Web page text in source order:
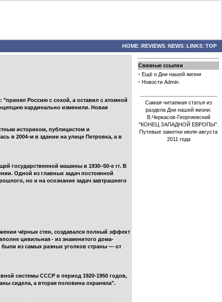
HOME::REVIEWS::NEWS::LINKS::TOP
Россию с сохой, а оставил с атомной
кардинально изменили. Новая
историком, публицистом и
в 2004-м в здании на улице Петровка, а в
государственной машины в 1930–50-е гг. В
Одной из главных задач постоянной
но и на осознание задач завтрашнего
чёрных стен, создавался полный эффект
цивильная - из знаменитого дома-
были из самых разных уголков страны — от
системы СССР в период 1920-1950 годов,
сидела, а вторая половина охраняла".
Связные ссылки
· Ещё о Дни нашей жизни
· Новости Admin
Самая читаемая статья из
раздела Дни нашей жизни:
В.Черкасов-Георгиевский
"КОНЕЦ ЗАПАДНОЙ ЕВРОПЫ".
Путевые заметки июля-августа
2011 года